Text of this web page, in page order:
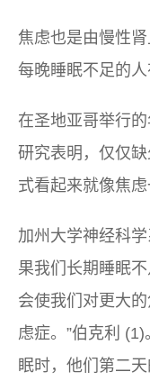
焦虑也是由慢性
每晚睡眠不足的人
在圣地亚哥举行
研究表明，仅仅
式看起来就像焦虑
加州大学神经科
果我们长期睡眠
会使我们对更大
虑症。”伯克利
眠时，他们第二